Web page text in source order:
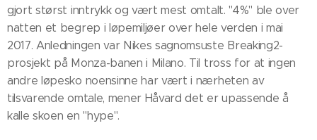
gjort størst inntrykk og vært mest omtalt. "4%" ble over
natten et begrep i løpemiljøer over hele verden i mai
2017. Anledningen var Nikes sagnomsuste Breaking2-
prosjekt på Monza-banen i Milano. Til tross for at ingen
andre løpesko noensinne har vært i nærheten av
tilsvarende omtale, mener Håvard det er upassende å
kalle skoen en "hype".